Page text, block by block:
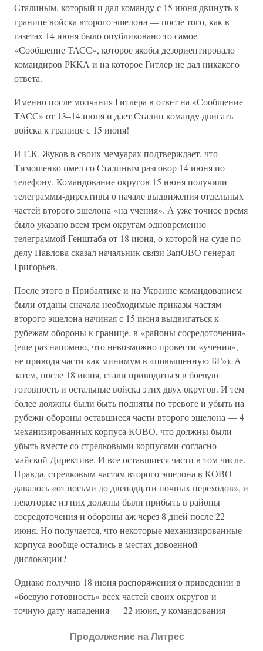
Сталиным, который и дал команду с 15 июня двинуть к
границе войска второго эшелона — после того, как в
газетах 14 июня было опубликовано то самое
«Сообщение ТАСС», которое якобы дезориентировало
командиров РККА и на которое Гитлер не дал никакого
ответа.
Именно после молчания Гитлера в ответ на «Сообщение
ТАСС» от 13–14 июня и дает Сталин команду двигать
войска к границе с 15 июня!
И Г.К. Жуков в своих мемуарах подтверждает, что
Тимошенко имел со Сталиным разговор 14 июня по
телефону. Командование округов 15 июня получили
телеграммы-директивы о начале выдвижения отдельных
частей второго эшелона «на учения». А уже точное время
было указано всем трем округам одновременно
телеграммой Генштаба от 18 июня, о которой на суде по
делу Павлова сказал начальник связи ЗапОВО генерал
Григорьев.
После этого в Прибалтике и на Украине командованием
были отданы сначала необходимые приказы частям
второго эшелона начиная с 15 июня выдвигаться к
рубежам обороны к границе, в «районы сосредоточения»
(еще раз напомню, что невозможно провести «учения»,
не приводя части как минимум в «повышенную БГ»). А
затем, после 18 июня, стали приводиться в боевую
готовность и остальные войска этих двух округов. И тем
более должны были быть подняты по тревоге и убыть на
рубежи обороны оставшиеся части второго эшелона — 4
механизированных корпуса КОВО, что должны были
убыть вместе со стрелковыми корпусами согласно
майской Директиве. И все оставшиеся части в том числе.
Правда, стрелковым частям второго эшелона в КОВО
давалось «от восьми до двенадцати ночных переходов», и
некоторые из них должны были прибыть в районы
сосредоточения и обороны аж через 8 дней после 22
июня. Но получается, что некоторые механизированные
корпуса вообще остались в местах довоенной
дислокации?
Однако получив 18 июня распоряжения о приведении в
«боевую готовность» всех частей своих округов и
точную дату нападения — 22 июня, у командования
западных округов было время дать команды на ускорение
маршей для своевременного прибытия стрелковых частей
Продолжение на Литрес